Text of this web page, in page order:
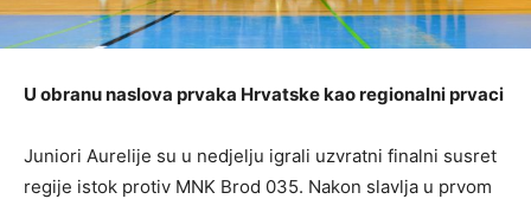
U obranu naslova prvaka Hrvatske kao regionalni prvaci
Juniori Aurelije su u nedjelju igrali uzvratni finalni susret
regije istok protiv MNK Brod 035. Nakon slavlja u prvom